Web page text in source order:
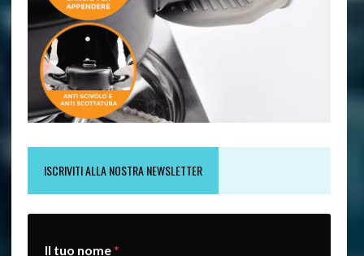
ISCRIVITI ALLA NOSTRA NEWSLETTER
Il tuo nome*